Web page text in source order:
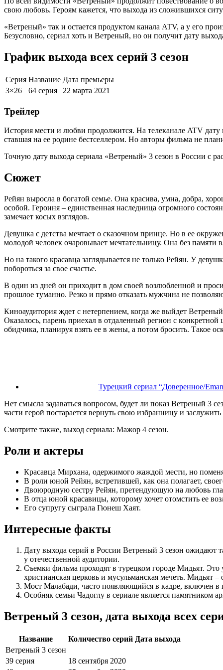
свою любовь. Героям кажется, что выхода из сложившихся
«Ветреный» так и остается продуктом канала ATV, а у его
Безусловно, сериал хоть и Ветреный, но он получит дату
График выхода всех серий 3 сезон
Серия Название Дата премьеры
3×26
64 серия 22 марта 2021
Трейлер
История мести и любви продолжится. На телеканале ATV дату
ставшая на ее родине бестселлером. Но авторы фильма не
Точную дату выхода сериала «Ветреный» 3 сезон в России с
Сюжет
Рейян выросла в богатой семье. Она красива, умна, добра,
особой. Героиня – единственная наследница огромного
замечает косых взглядов.
Девушка с детства мечтает о сказочном принце. Но в ее
молодой человек очаровывает мечтательницу. Она без памяти
Но на такого красавца заглядывается не только Рейян. У
побороться за свое счастье.
В один из дней он приходит в дом своей возлюбленной и
прошлое туманно. Резко и прямо отказать мужчина не
Киноаудитория ждет с нетерпением, когда же выйдет
Оказалось, парень приехал в отдаленный регион с
обидчика, планируя взять ее в жены, а потом бросить. Такое
Турецкий сериал “Доверенное/
Нет смысла задаваться вопросом, будет ли показ Ветреный 3
части герой постарается вернуть свою избранницу и
Смотрите также, выход сериала: Мажор 4 сезон.
Роли и актеры
Красавца Мирхана, одержимого жаждой мести, но
В роли юной Рейян, встретившей, как она полагает,
Двоюродную сестру Рейян, претендующую на любовь
В отца юной красавицы, которому хочет отомстить ее
Его супругу сыграла Гюнеш Хаят.
Интересные факты
Дату выхода серий в России Ветреный 3 сезон ожидают
у отечественной аудитории.
Съемки фильма проходят в турецком городе Мидьят.
христианская церковь и мусульманская мечеть. Мидьят –
Мост Малабади, часто появляющийся в кадре, включен
Особняк семьи Чадоглу в сериале является памятником
Ветреный 3 сезон, дата выхода всех
Название Количество серий Дата выхода
Ветреный 3 сезон
39 серия
18 сентября 2020